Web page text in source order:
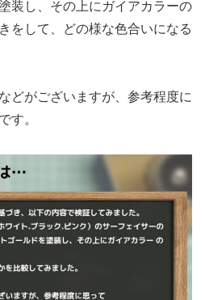
装し、その上にガイアカラーの
をして、どの様な色合いになる
どがございますが、参考程度に
す。